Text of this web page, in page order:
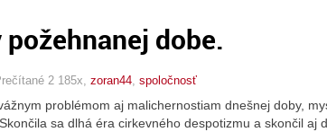
dobe.
2 185x, zoran44 spoločnosť
problémom aj malichernostiam dnešnej doby,
sa dlhá éra cirkevného despotizmu a skončil aj